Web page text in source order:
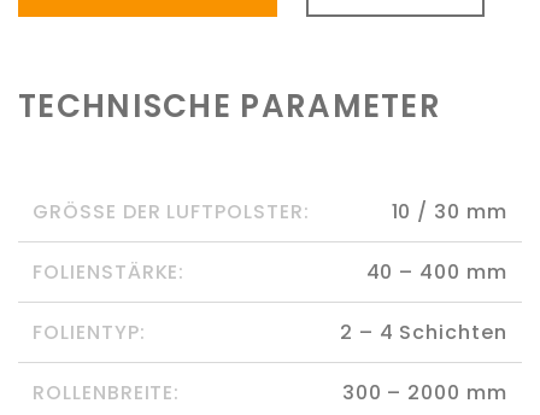
TECHNISCHE PARAMETER
GRÖSSE DER LUFTPOLSTER: 10 / 30 mm
FOLIENSTÄRKE: 40 – 400 mm
FOLIENTYP: 2 – 4 Schichten
ROLLENBREITE: 300 – 2000 mm